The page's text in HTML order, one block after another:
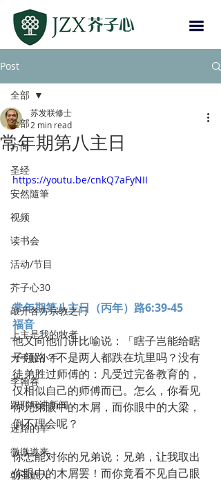
Post
全部
方向
圣经
安然隨筆
视频
读书会
活动/节目
芥子心30
敲开各方宗教之门
上主是我的牧者
大手拉小手
李翰春
跟耶稣讲新闻
迷路的羊
微微道来
朝圣旅人
全部
常年期第八主日
苏发联修士
2 min read
https://youtu.be/cnkQ7aFyNII
常年期第八主日（丙年）路6:39-45
福音
他又向他们讲比喻说：「瞎子岂能给瞎
子领路？不是两人都跌在坑里吗？没有
徒弟胜过师傅的：凡受过完备教育的，
仅相似自己的师傅而已。怎么，你看见
你兄弟眼中的木屑，而你眼中的大梁，
倒不理会呢？
你怎能对你的兄弟说：兄弟，让我取出
你眼中的木屑罢！而你竟看不见自己眼